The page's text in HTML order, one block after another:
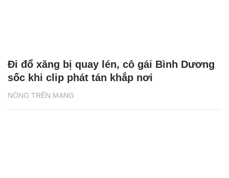
NÓNG TRÊN MẠNG
Đi đổ xăng bị quay lén, cô gái Bình Dương
sốc khi clip phát tán khắp nơi